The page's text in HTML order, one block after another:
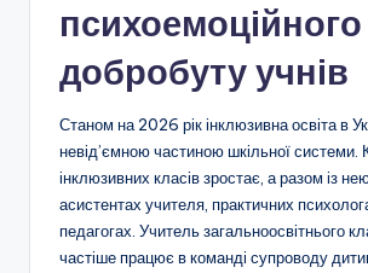
психоемоційного
добробуту учнів
Станом на 2026 рік інклюзивна освіта в
невід’ємною частиною шкільної системи.
інклюзивних класів зростає, а разом із
асистентах учителя, практичних
педагогах. Учитель загальноосвітнього
частіше працює в команді супроводу